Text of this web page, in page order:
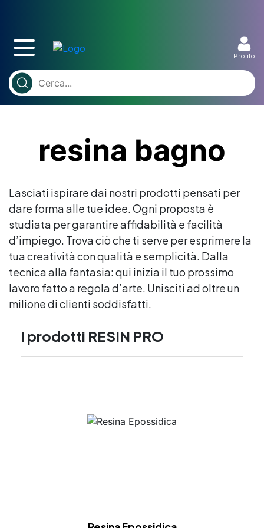
Profilo
resina bagno
Lasciati ispirare dai nostri prodotti pensati per
dare forma alle tue idee. Ogni proposta è
studiata per garantire affidabilità e facilità
d’impiego. Trova ciò che ti serve per esprimere la
tua creatività con qualità e semplicità. Dalla
tecnica alla fantasia: qui inizia il tuo prossimo
lavoro fatto a regola d’arte. Unisciti ad oltre un
milione di clienti soddisfatti.
I prodotti RESIN PRO